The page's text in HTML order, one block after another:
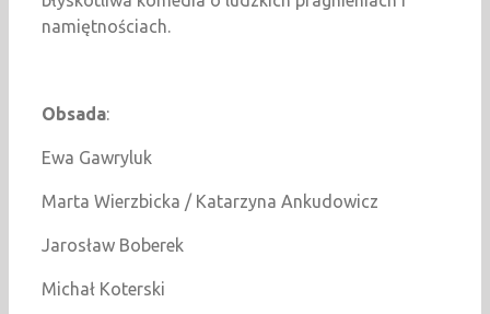
namiętnościach.
Obsada:
Ewa Gawryluk
Marta Wierzbicka / Katarzyna Ankudowicz
Jarosław Boberek
Michał Koterski